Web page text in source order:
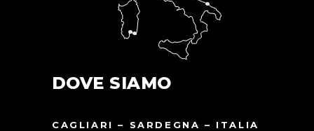
DOVE SIAMO
CAGLIARI – SARDEGNA – ITALIA